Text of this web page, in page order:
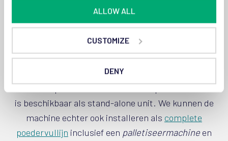
ALLOW ALL
CUSTOMIZE
DENY
gemaakte poeder vulmachine. Voor de beste
resultaten kijken we naar verschillende
variabelen, zoals de complexiteit van het poeder,
de verwerkingscapaciteit, het type zak en het
sluitsysteem.
is beschikbaar als stand-alone unit. We kunnen de
machine echter ook installeren als complete
poedervullijn inclusief een palletiseermachine en